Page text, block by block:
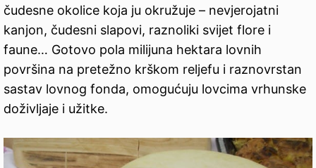
čudesne okolice koja ju okružuje – nevjerojatni
kanjon, čudesni slapovi, raznoliki svijet flore i
faune… Gotovo pola milijuna hektara lovnih
površina na pretežno krškom reljefu i raznovrstan
sastav lovnog fonda, omogućuju lovcima vrhunske
doživljaje i užitke.